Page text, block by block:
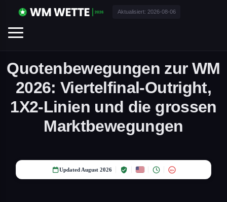
Aktualisiert: 2026-08-06
Quotenbewegungen zur WM
2026: Viertelfinal-Outright,
1X2-Linien und die grossen
Marktbewegungen
Updated August 2026 18+